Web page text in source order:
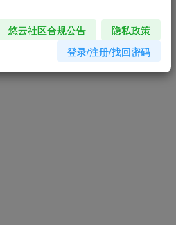
悠云社区合规公告
隐私政策
登录/注册/找回密码